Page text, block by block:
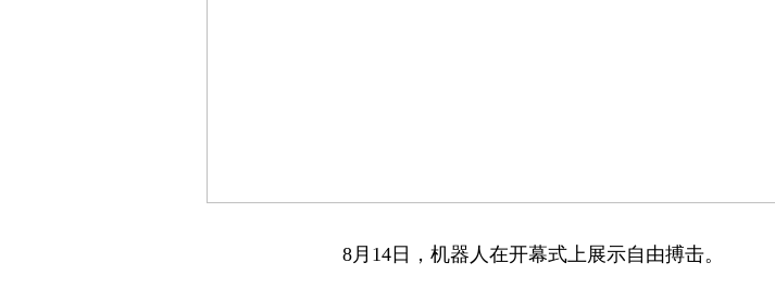
8月14日，机器人在开幕式上展示自由搏击。